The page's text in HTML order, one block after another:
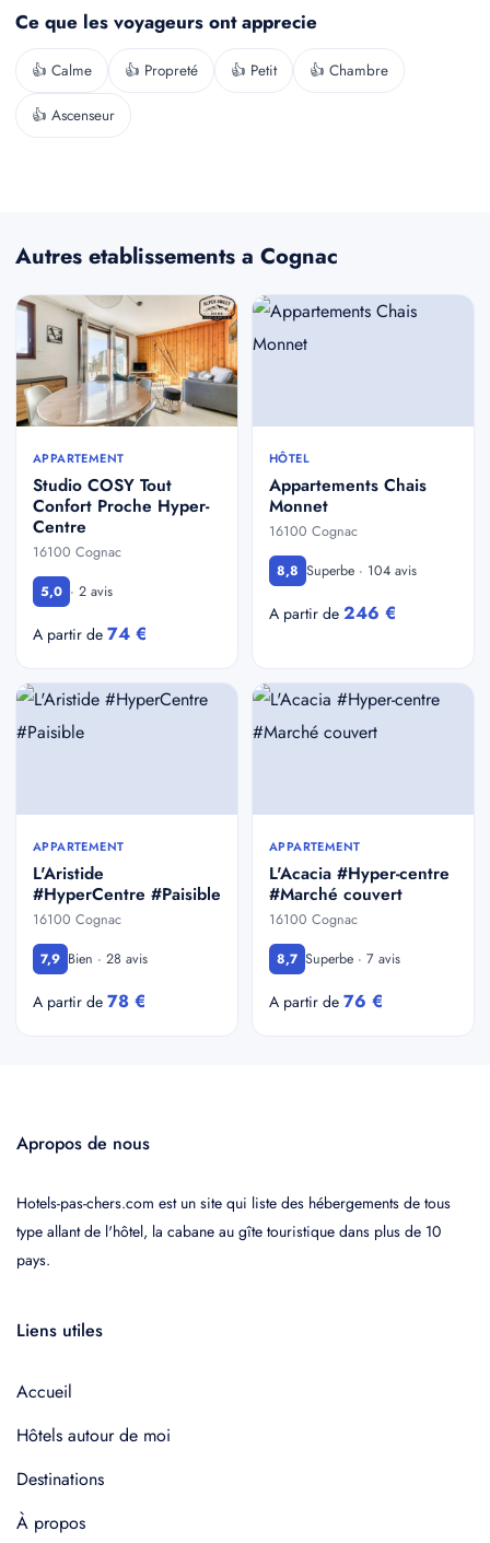
Ce que les voyageurs ont apprecie
👍 Calme 👍 Propreté 👍 Petit 👍 Chambre
👍 Ascenseur
Autres etablissements a Cognac
APPARTEMENT
Studio COSY Tout
Confort Proche Hyper-
Centre
16100 Cognac
5,0 · 2 avis
A partir de 74 €
HÔTEL
Appartements Chais
Monnet
16100 Cognac
8,8 Superbe · 104 avis
A partir de 246 €
APPARTEMENT
L'Aristide
#HyperCentre #Paisible
16100 Cognac
7,9 Bien · 28 avis
A partir de 78 €
APPARTEMENT
L'Acacia #Hyper-centre
#Marché couvert
16100 Cognac
8,7 Superbe · 7 avis
A partir de 76 €
Apropos de nous
Hotels-pas-chers.com est un site qui liste des hébergements de tous
type allant de l'hôtel, la cabane au gîte touristique dans plus de 10
pays.
Liens utiles
Accueil
Hôtels autour de moi
Destinations
À propos